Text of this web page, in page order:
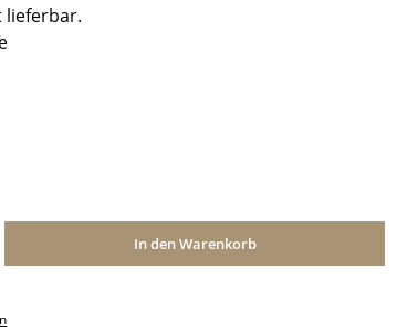
lieferbar.
Gib den gewünschten Wert
In den Warenkorb